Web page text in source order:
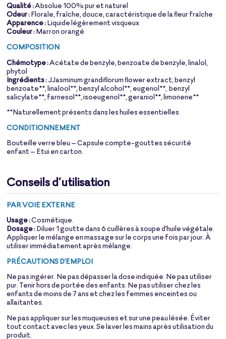
Qualité :Absolue 100% pur et naturel
Odeur :Florale, fraîche, douce, caractéristique de la fleur fraîche
Apparence :Liquide légèrement visqueux
Couleur :Marron orangé
COMPOSITION
Chémotype :Acétate de benzyle, benzoate de benzyle, linalol,
phytol
Ingrédients :JJasminum grandiflorum flower extract, benzyl
benzoate**, linalool**, benzyl alcohol**, eugenol**, benzyl
salicylate**, farnesol**, isoeugenol**, geraniol**, limonene**
**Naturellement présents dans les huiles essentielles
CONDITIONNEMENT
Bouteille verre bleu – Capsule compte-gouttes sécurité
enfant – Etui en carton.
Conseils d’utilisation
PAR VOIE EXTERNE
Usage :Cosmétique.
Dosage :Diluer 1 goutte dans 6 cuillères à soupe d'huile végétale.
Appliquer le mélange en massage sur le corps une fois par jour. À
utiliser immédiatement après mélange.
PRÉCAUTIONS D'EMPLOI
Ne pas ingérer. Ne pas dépasser la dose indiquée. Ne pas utiliser
pur. Tenir hors de portée des enfants. Ne pas utiliser chez les
enfants de moins de 7 ans et chez les femmes enceintes ou
allaitantes.
Ne pas appliquer sur les muqueuses et sur une peau lésée. Éviter
tout contact avec les yeux. Se laver les mains après utilisation du
produit.